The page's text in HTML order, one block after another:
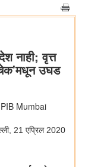
नाही; वृत्त
उघड
PIB Mumbai
21 एप्रिल 2020